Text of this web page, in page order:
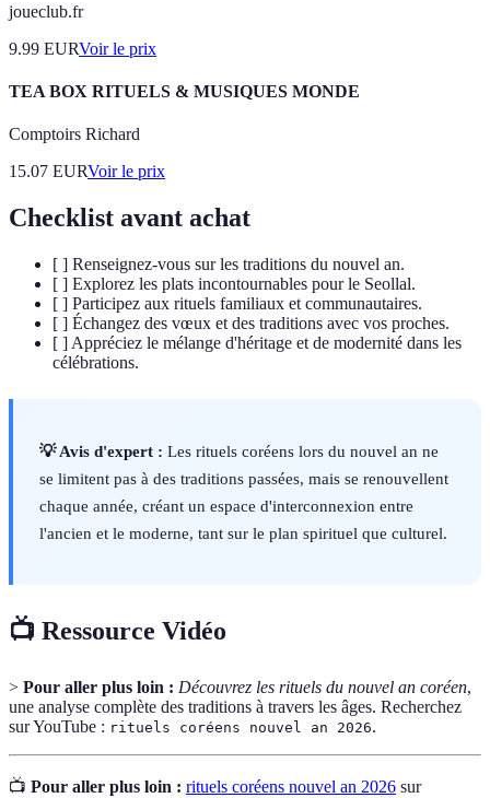
joueclub.fr
9.99 EURVoir le prix
TEA BOX RITUELS & MUSIQUES MONDE
Comptoirs Richard
15.07 EURVoir le prix
Checklist avant achat
[ ] Renseignez-vous sur les traditions du nouvel an.
[ ] Explorez les plats incontournables pour le Seollal.
[ ] Participez aux rituels familiaux et communautaires.
[ ] Échangez des vœux et des traditions avec vos proches.
[ ] Appréciez le mélange d'héritage et de modernité dans les
célébrations.
💡 Avis d'expert : Les rituels coréens lors du nouvel an ne
se limitent pas à des traditions passées, mais se renouvellent
chaque année, créant un espace d'interconnexion entre
l'ancien et le moderne, tant sur le plan spirituel que culturel.
📺 Ressource Vidéo
> Pour aller plus loin : Découvrez les rituels du nouvel an coréen,
une analyse complète des traditions à travers les âges. Recherchez
sur YouTube : rituels coréens nouvel an 2026.
📺 Pour aller plus loin : rituels coréens nouvel an 2026 sur